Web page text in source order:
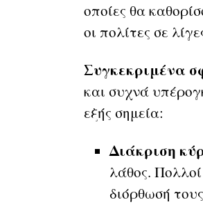
οποίες θα
οι πολίτες σε
Συγκεκριμένα
και συχνά
εξής σημεία:
Διάκριση
λάθος.
διόρθωσή